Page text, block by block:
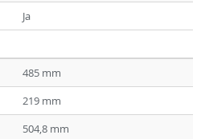
Ja
485 mm
219 mm
504,8 mm